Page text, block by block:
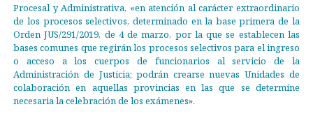
Procesal y Administrativa, «en atención al carácter extraordinario
de los procesos selectivos, determinado en la base primera de la
Orden JUS/291/2019, de 4 de marzo, por la que se establecen las
bases comunes que regirán los procesos selectivos para el ingreso
o acceso a los cuerpos de funcionarios al servicio de la
Administración de Justicia; podrán crearse nuevas Unidades de
colaboración en aquellas provincias en las que se determine
necesaria la celebración de los exámenes».